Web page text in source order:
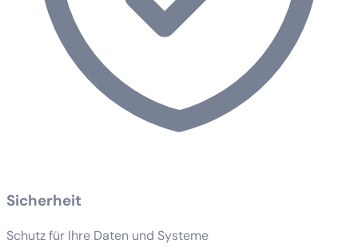
Sicherheit
Schutz für Ihre Daten und Systeme